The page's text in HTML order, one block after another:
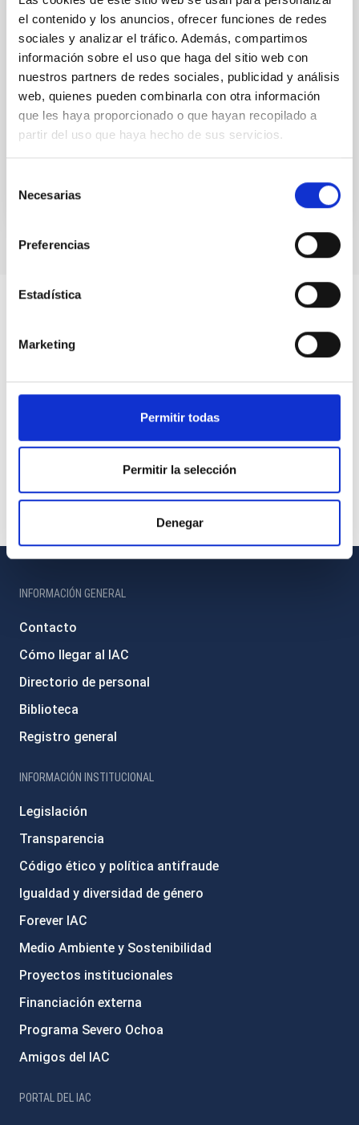
el contenido y los anuncios, ofrecer funciones de redes
sociales y analizar el tráfico. Además, compartimos
información sobre el uso que haga del sitio web con
nuestros partners de redes sociales, publicidad y análisis
web, quienes pueden combinarla con otra información
que les haya proporcionado o que hayan recopilado a
partir del uso que haya hecho de sus servicios.
Necesarias
Preferencias
Estadística
Marketing
Permitir todas
Permitir la selección
Denegar
Survey of Local Group Dwarf Galaxies. VI.
The Star Formation History and Dust
Production in Andromeda IX
We present a photometric study of the resolved
stellar populations in Andromeda IX (And IX), the
closest satellite to M31, a metal-poor and low-mass
dwarf...
INFORMACIÓN GENERAL
Contacto
Cómo llegar al IAC
Directorio de personal
Biblioteca
Registro general
INFORMACIÓN INSTITUCIONAL
Legislación
Transparencia
Código ético y política antifraude
Igualdad y diversidad de género
Forever IAC
Medio Ambiente y Sostenibilidad
Proyectos institucionales
Financiación externa
Programa Severo Ochoa
Amigos del IAC
PORTAL DEL IAC